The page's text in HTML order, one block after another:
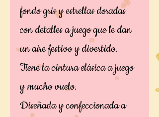
fondo gris y estrellas doradas
con detalles a juego que le dan
un aire festivo y divertido.
Tiene la cintura elásica a juego
y mucho vuelo.
Diseñada y confeccionada a